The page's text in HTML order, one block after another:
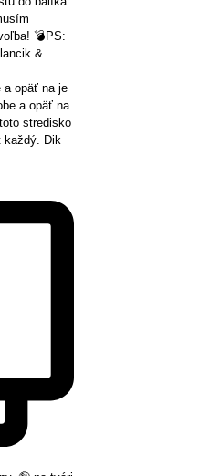
a opäť na je